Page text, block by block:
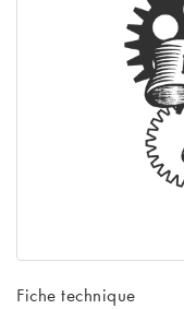
Fiche technique